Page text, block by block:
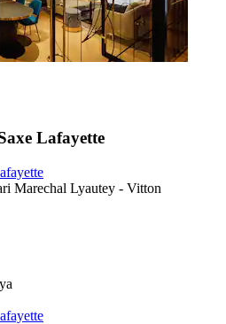
Lafayette
Marechal Lyautey - Vitton